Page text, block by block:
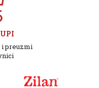
i preuzmi